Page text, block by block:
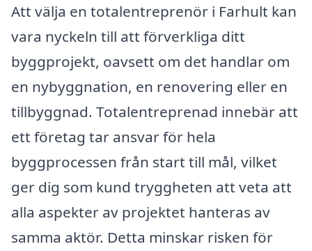
Att välja en totalentreprenör i Farhult kan
vara nyckeln till att förverkliga ditt
byggprojekt, oavsett om det handlar om
en nybyggnation, en renovering eller en
tillbyggnad. Totalentreprenad innebär att
ett företag tar ansvar för hela
byggprocessen från start till mål, vilket
ger dig som kund tryggheten att veta att
alla aspekter av projektet hanteras av
samma aktör. Detta minskar risken för